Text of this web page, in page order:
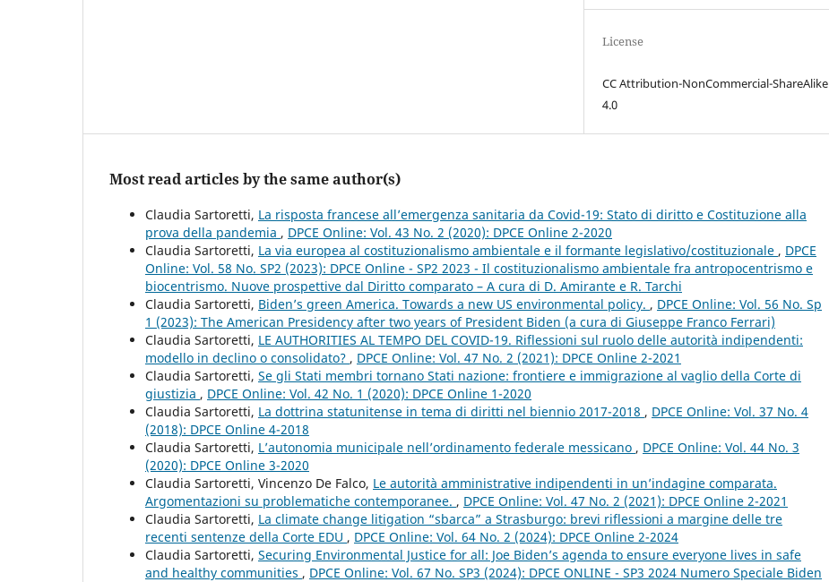
License
CC Attribution-NonCommercial-ShareAlike
4.0
Most read articles by the same author(s)
Claudia Sartoretti, La risposta francese all’emergenza sanitaria da Covid-19: Stato di diritto e Costituzione alla
prova della pandemia , DPCE Online: Vol. 43 No. 2 (2020): DPCE Online 2-2020
Claudia Sartoretti, La via europea al costituzionalismo ambientale e il formante legislativo/costituzionale , DPCE
Online: Vol. 58 No. SP2 (2023): DPCE Online - SP2 2023 - Il costituzionalismo ambientale fra antropocentrismo e
biocentrismo. Nuove prospettive dal Diritto comparato – A cura di D. Amirante e R. Tarchi
Claudia Sartoretti, Biden’s green America. Towards a new US environmental policy. , DPCE Online: Vol. 56 No. Sp
1 (2023): The American Presidency after two years of President Biden (a cura di Giuseppe Franco Ferrari)
Claudia Sartoretti, LE AUTHORITIES AL TEMPO DEL COVID-19. Riflessioni sul ruolo delle autorità indipendenti:
modello in declino o consolidato? , DPCE Online: Vol. 47 No. 2 (2021): DPCE Online 2-2021
Claudia Sartoretti, Se gli Stati membri tornano Stati nazione: frontiere e immigrazione al vaglio della Corte di
giustizia , DPCE Online: Vol. 42 No. 1 (2020): DPCE Online 1-2020
Claudia Sartoretti, La dottrina statunitense in tema di diritti nel biennio 2017-2018 , DPCE Online: Vol. 37 No. 4
(2018): DPCE Online 4-2018
Claudia Sartoretti, L’autonomia municipale nell’ordinamento federale messicano , DPCE Online: Vol. 44 No. 3
(2020): DPCE Online 3-2020
Claudia Sartoretti, Vincenzo De Falco, Le autorità amministrative indipendenti in un’indagine comparata.
Argomentazioni su problematiche contemporanee. , DPCE Online: Vol. 47 No. 2 (2021): DPCE Online 2-2021
Claudia Sartoretti, La climate change litigation “sbarca” a Strasburgo: brevi riflessioni a margine delle tre
recenti sentenze della Corte EDU , DPCE Online: Vol. 64 No. 2 (2024): DPCE Online 2-2024
Claudia Sartoretti, Securing Environmental Justice for all: Joe Biden’s agenda to ensure everyone lives in safe
and healthy communities , DPCE Online: Vol. 67 No. SP3 (2024): DPCE ONLINE - SP3 2024 Numero Speciale Biden